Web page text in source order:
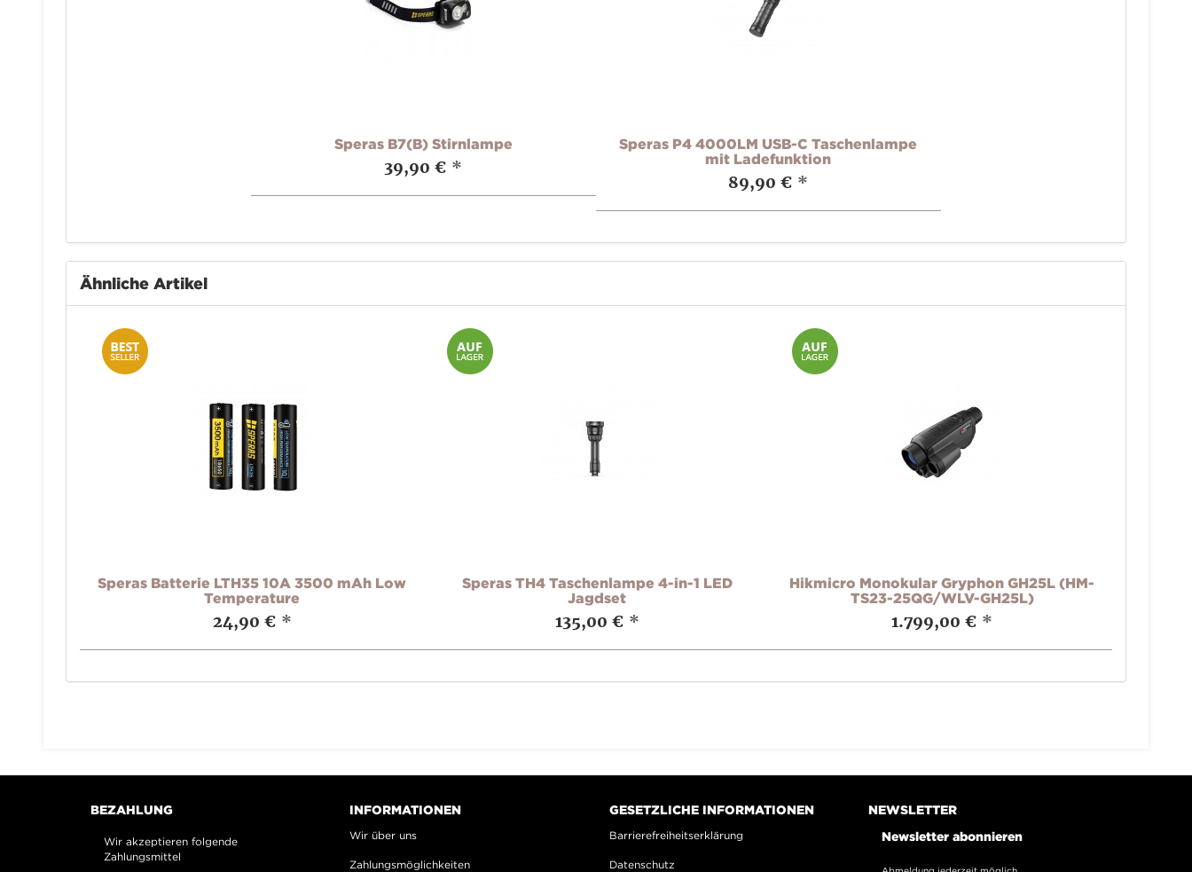
Speras B7(B) Stirnlampe
39,90 € *
Speras P4 4000LM USB-C Taschenlampe
mit Ladefunktion
89,90 € *
Ähnliche Artikel
Speras Batterie LTH35 10A 3500 mAh Low
Temperature
24,90 € *
Speras TH4 Taschenlampe 4-in-1 LED
Jagdset
135,00 € *
Hikmicro Monokular Gryphon GH25L (HM-
TS23-25QG/WLV-GH25L)
1.799,00 € *
BEZAHLUNG
Wir akzeptieren folgende
Zahlungsmittel
INFORMATIONEN
Wir über uns
Zahlungsmöglichkeiten
GESETZLICHE INFORMATIONEN
Barrierefreiheitserklärung
Datenschutz
NEWSLETTER
Newsletter abonnieren